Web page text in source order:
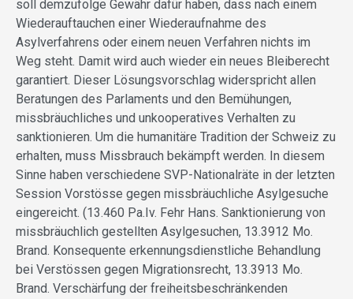
soll demzufolge Gewähr dafür haben, dass nach einem
Wiederauftauchen einer Wiederaufnahme des
Asylverfahrens oder einem neuen Verfahren nichts im
Weg steht. Damit wird auch wieder ein neues Bleiberecht
garantiert. Dieser Lösungsvorschlag widerspricht allen
Beratungen des Parlaments und den Bemühungen,
missbräuchliches und unkooperatives Verhalten zu
sanktionieren. Um die humanitäre Tradition der Schweiz zu
erhalten, muss Missbrauch bekämpft werden. In diesem
Sinne haben verschiedene SVP-Nationalräte in der letzten
Session Vorstösse gegen missbräuchliche Asylgesuche
eingereicht. (13.460 Pa.Iv. Fehr Hans. Sanktionierung von
missbräuchlich gestellten Asylgesuchen, 13.3912 Mo.
Brand. Konsequente erkennungsdienstliche Behandlung
bei Verstössen gegen Migrationsrecht, 13.3913 Mo.
Brand. Verschärfung der freiheitsbeschränkenden